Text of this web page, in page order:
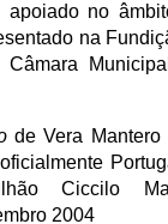
apoiado no
na
de Vera Mantero
Ciccilo
2004